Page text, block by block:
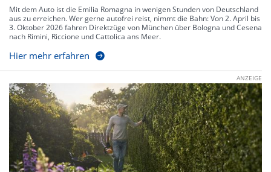
Mit dem Auto ist die Emilia Romagna in wenigen Stunden von Deutschland
aus zu erreichen. Wer gerne autofrei reist, nimmt die Bahn: Von 2. April bis
3. Oktober 2026 fahren Direktzüge von München über Bologna und Cesena
nach Rimini, Riccione und Cattolica ans Meer.
Hier mehr erfahren
ANZEIGE